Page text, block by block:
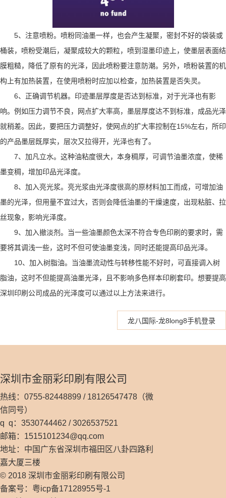
5、注意喷粉。喷粉同油墨一样，也会产生凝聚，密封不好的袋装或
桶装，喷粉受潮后，凝聚成较大的颗粒，喷到湿墨印迹上，使墨层表面结
膜粗糙，降低了原有的光泽，因此喷粉要注意防潮。另外，喷粉装置的机
构上有加热装置，在使用喷粉时应加以检查，加热装置是否失灵。
6、正确调节机器。印迹墨层厚度是否达到标准，对于光泽也有影
响。例如压力调节不良，网点扩大率高，墨层厚度达不到标准，成品光泽
就稍差。因此，要把压力调整好，使网点的扩大率控制在15%左右，所印
的产品墨层既厚实，层次又拉得开，光泽也有了。
7、加凡立水。这种油粘度很大，本身稠厚，可调节油墨浓度，使稀
墨变稠，增加印品光泽度。
8、加入亮光浆。亮光浆由光泽度很高的原材料加工而成，可增加油
墨的光泽，但用量不宜过大，否则会降低油墨的干燥速度，出现粘脏、拉
丝现象，影响光泽度。
9、加入撤淡剂。当一些油墨颜色太深不符合专色印刷的要求时，需
要将其调浅一些，这时不但可使油墨变浅，同时还能提高印品光泽。
10、加入树脂油。当油墨流动性与转移性能不好时，可直接调入树
脂油，这时不但能提高油墨光泽，且不影响多色样本印刷套印。想要提高
深圳印刷公司成品的光泽度可以通过以上方法来进行。
龙八国际-龙8long8手机登录
深圳市金丽彩印刷有限公司
热线：0755-82448899 / 18126547478（微
信同号）
q q：3530744462 / 3026537521
邮箱： 1515101234@qq.com
地址：中国广东省深圳市福田区八卦四路利
嘉大厦三楼
© 2018 深圳市金丽彩印刷有限公司
备案号：粤icp备17128955号-1